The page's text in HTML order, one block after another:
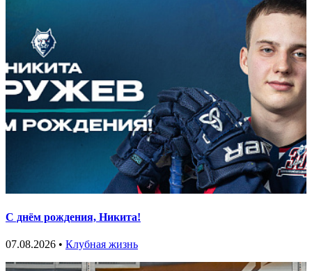
С днём рождения, Никита!
07.08.2026 • Клубная жизнь